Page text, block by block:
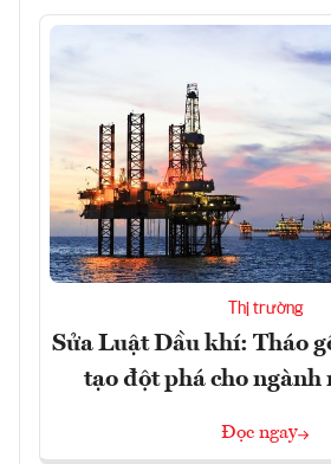
Thị trường
Sửa Luật Dầu khí: Tháo
tạo đột phá cho ngành
Đọc ngay